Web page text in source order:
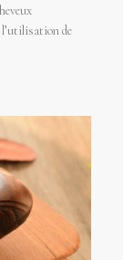
de